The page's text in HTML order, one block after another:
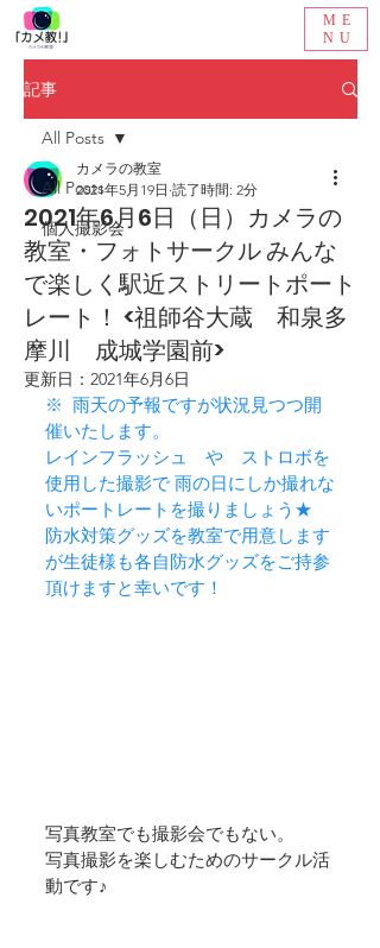
ME
NU
記事
All Posts
個人撮影会
All Posts
2021年6月6日（日）カメラの
教室・フォトサークル​ みんな
で楽しく駅近ストリートポート
レート！ <祖師谷大蔵 和泉多
摩川 成城学園前>
カメラの教室
2021年5月19日 読了時間: 2分
更新日： 2021年6月6日
※  雨天の予報ですが状況見つつ開
催いたします。
レインフラッシュ　や　ストロボを
使用した撮影で 雨の日にしか撮れな
いポートレートを撮りましょう★
防水対策グッズを教室で用意します
が生徒様も各自防水グッズをご持参
頂けますと幸いです！
写真教室でも撮影会でもない。
写真撮影を楽しむためのサークル活
動です♪